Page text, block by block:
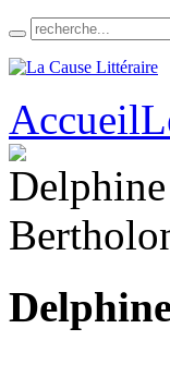
Accueil